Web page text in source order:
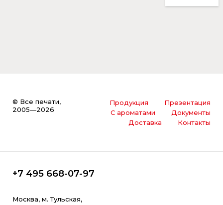
© Все печати,
2005—2026
Продукция
Презентация
С ароматами
Документы
Доставка
Контакты
+7 495 668-07-97
Москва, м. Тульская,